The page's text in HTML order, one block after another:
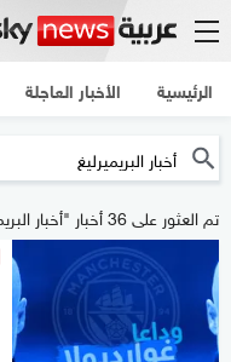
الرئيسية الأخبار العاجلة
تم العثور على 36 أخبار "أخبار البريميرليغ"